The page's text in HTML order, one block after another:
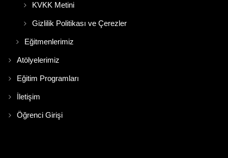
KVKK Metini
Gizlilik Politikası ve Çerezler
Eğitmenlerimiz
Atölyelerimiz
Eğitim Programları
İletişim
Öğrenci Girişi